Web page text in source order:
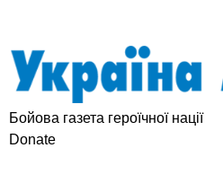
Бойова газета героїчної нації
Donate